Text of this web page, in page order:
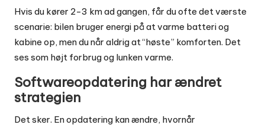
Hvis du kører 2-3 km ad gangen, får du ofte det værste
scenarie: bilen bruger energi på at varme batteri og
kabine op, men du når aldrig at “høste” komforten. Det
ses som højt forbrug og lunken varme.
Softwareopdatering har ændret
strategien
Det sker. En opdatering kan ændre, hvornår